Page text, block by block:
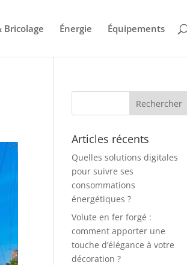
Bricolage Énergie Équipements
Articles récents
Quelles solutions digitales
pour suivre ses
consommations
énergétiques ?
Volute en fer forgé :
comment apporter une
touche d’élégance à votre
décoration ?